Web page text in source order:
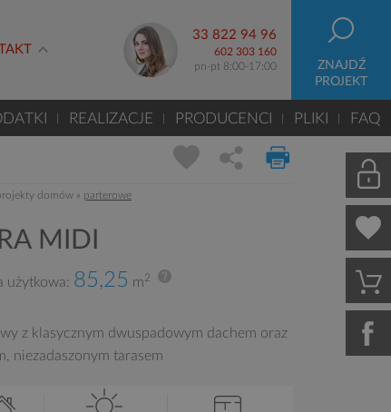
33 822 94 96
602 303 160
pn-pt 8:00-17:00
ZNAJDŹ
PROJEKT
domów » parterowe
MIDI
użytkowa: 85,25 m2
z klasycznym dwuspadowym dachem oraz
niezadaszonym tarasem
REALIZACJE PRODUCENCI PLIKI FAQ